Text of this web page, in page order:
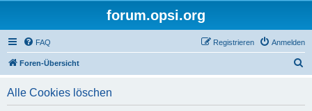
forum.opsi.org
FAQ Anmelden
Registrieren
Foren-Übersicht
Alle Cookies löschen